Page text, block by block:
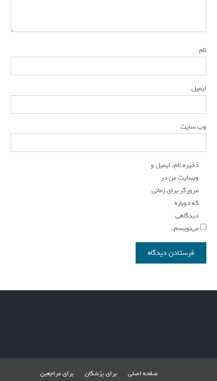
نام*
ایمیل*
وب‌ سایت
ذخیره نام، ایمیل و
وبسایت من در
مرورگر برای زمانی
که دوباره
دیدگاهی
می‌نویسم.
صفحه اصلی برای پزشکان برای مراجعین